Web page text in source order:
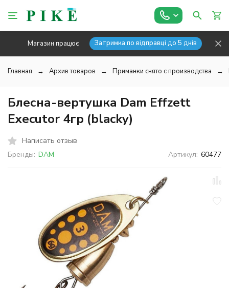
Магазин працює Затримка по відправці до 5 днів
Главная Архив товаров Приманки снято с производства
Блесна-вертушка Dam Effzett
Executor 4гр (blacky)
Написать отзыв
Бренды: DAM Артикул: 60477